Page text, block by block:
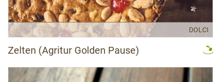
DOLCI
Zelten (Agritur Golden Pause)